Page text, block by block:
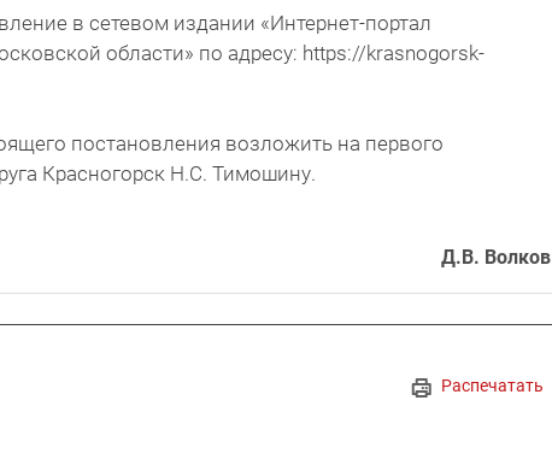
в сетевом издании «Интернет-портал
области» по адресу: https://krasnogorsk-
постановления возложить на первого
Красногорск Н.С. Тимошину.
Д.В. Волков
Распечатать